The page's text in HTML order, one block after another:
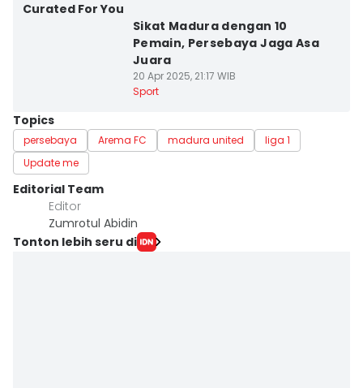
Curated For You
Sikat Madura dengan 10
Pemain, Persebaya Jaga Asa
Juara
20 Apr 2025, 21:17 WIB
Sport
Topics
persebaya Arema FC madura united
liga 1
Update me
Editorial Team
Editor
Zumrotul Abidin
Tonton lebih seru di